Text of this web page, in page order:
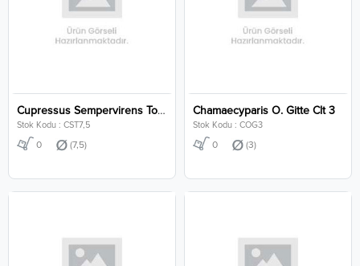
Cupressus Sempervirens Totem Clt 7,5
Stok Kodu : CST7,5
0 (7,5)
Chamaecyparis O. Gitte Clt 3
Stok Kodu : COG3
0 (3)